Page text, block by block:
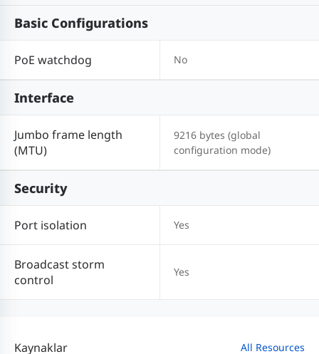
Basic Configurations
PoE watchdog No
Interface
Jumbo frame length
(MTU)
9216 bytes (global
configuration mode)
Security
Port isolation Yes
Broadcast storm
control
Yes
Kaynaklar All Resources